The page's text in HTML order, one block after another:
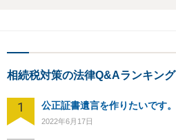
相続税対策の法律Q&Aランキング
1 公正証書遺言を作りたいです。
2022年6月17日